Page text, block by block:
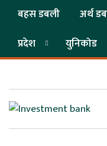
बहस डबली
अर्थ
प्रदेश
युनिकोड